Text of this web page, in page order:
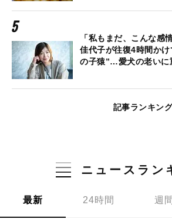
「私もまだ、こんな感
佳代子が往復4時間か
の子猿”…愛犬の老いに
記事ランキン
ニュースラン
最新 24時間 週間